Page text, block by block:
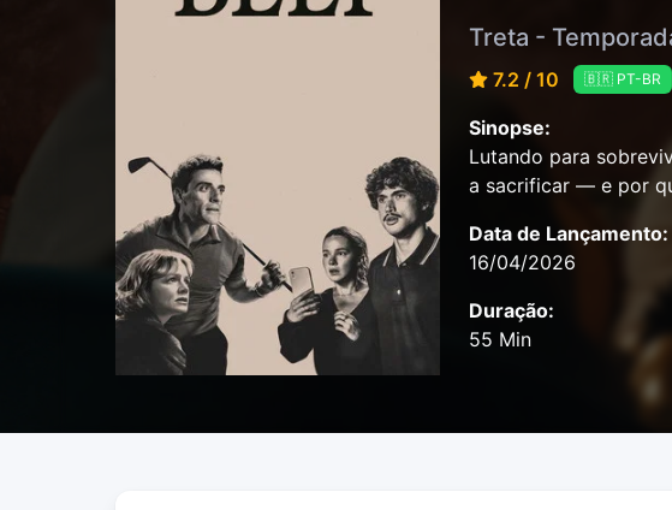
Treta -
7.2 / 10 🇧🇷 PT-BR
Sinopse:
Lutando para
a sacrificar — e por
Data de Lançamento:
16/04/2026
Duração:
55 Min